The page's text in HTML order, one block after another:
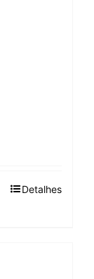
Detalhes